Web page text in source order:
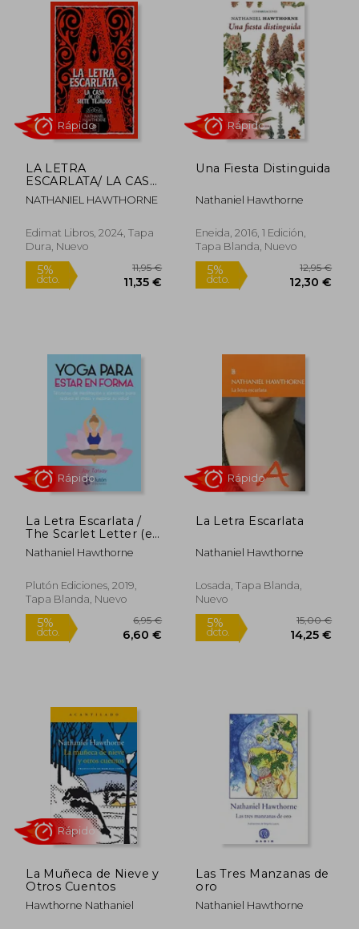
LA LETRA
ESCARLATA/ LA CASA
DE LOS SIETE
TEJADOS
NATHANIEL HAWTHORNE
Edimat Libros, 2024, Tapa
Dura, Nuevo
5%
Rápido
Una Fiesta Distinguida
Nathaniel Hawthorne
Eneida, 2016, 1 Edición,
Tapa Blanda, Nuevo
dcto.
La Letra Escarlata /
The Scarlet Letter (en
Bilingüe)
Nathaniel Hawthorne
Plutón Ediciones, 2019,
Tapa Blanda, Nuevo
La Letra Escarlata
Nathaniel Hawthorne
Losada, Tapa Blanda,
Nuevo
La Muñeca de Nieve y
Otros Cuentos
Hawthorne Nathaniel
Las Tres Manzanas de
oro
Nathaniel Hawthorne